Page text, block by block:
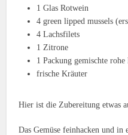
1 Glas Rotwein
4 green lipped mussels
4 Lachsfilets
1 Zitrone
1 Packung gemischte rohe
frische Kräuter
Hier ist die Zubereitung etwas
Das Gemüse feinhacken und